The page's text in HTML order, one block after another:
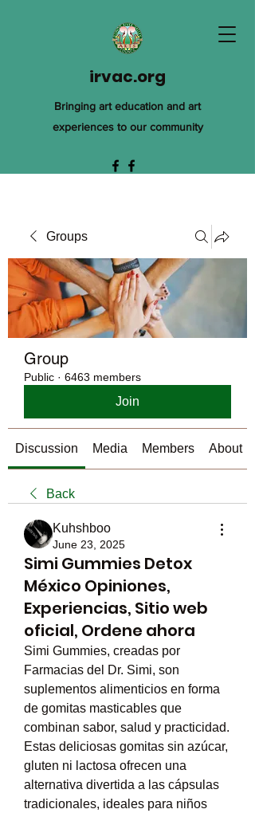
irvac.org
Bringing art education and art
experiences to our community
Groups
Group
Public · 6463 members
Join
Discussion Media Members About
Back
Kuhshboo
June 23, 2025
Simi Gummies Detox
México Opiniones,
Experiencias, Sitio web
oficial, Ordene ahora
Simi Gummies, creadas por
Farmacias del Dr. Simi, son
suplementos alimenticios en forma
de gomitas masticables que
combinan sabor, salud y practicidad.
Estas deliciosas gomitas sin azúcar,
gluten ni lactosa ofrecen una
alternativa divertida a las cápsulas
tradicionales, ideales para niños